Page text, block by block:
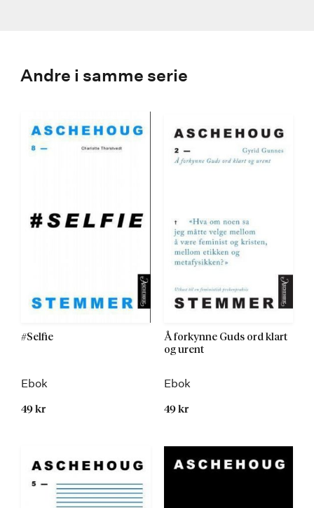
Andre i samme serie
#Selfie
Ebok
49 kr
Å forkynne Guds ord klart
og urent
Ebok
49 kr